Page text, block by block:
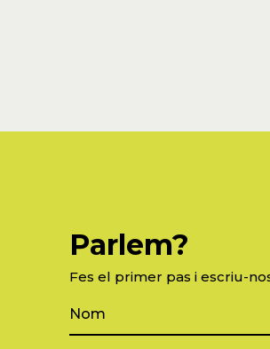
Parlem?
Fes el primer pas i escriu-